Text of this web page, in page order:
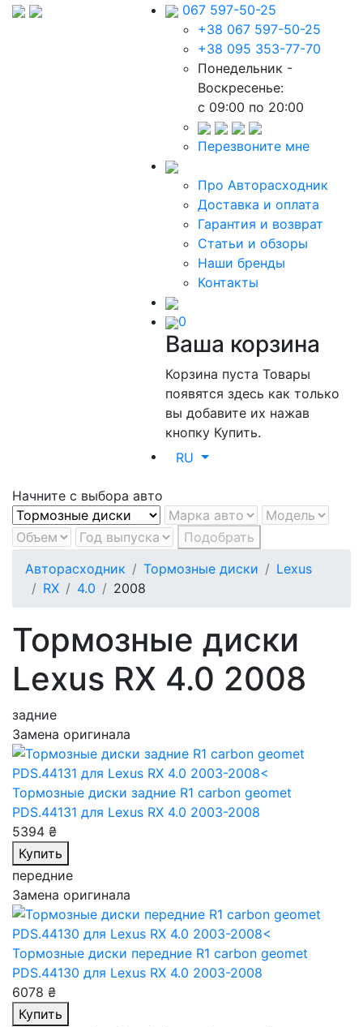
067 597-50-25
+38 067 597-50-25
+38 095 353-77-70
Понедельник -
Воскресенье:
c 09:00 по 20:00
Перезвоните мне
Про Авторасходник
Доставка и оплата
Гарантия и возврат
Статьи и обзоры
Наши бренды
Контакты
0
Ваша корзина
Корзина пустаТовары
появятся здесь как только
вы добавите их нажав
кнопку Купить.
RU
Начните с выбора авто
Подобрать
Авторасходник
Тормозные диски
Lexus
RX
4.0 2008
Тормозные диски
Lexus RX 4.0 2008
задние
Замена оригинала
Тормозные диски задние R1 carbon geomet
PDS.44131 для Lexus RX 4.0 2003-2008
5394 ₴
Купить
передние
Замена оригинала
Тормозные диски передние R1 carbon geomet
PDS.44130 для Lexus RX 4.0 2003-2008
6078 ₴
Купить